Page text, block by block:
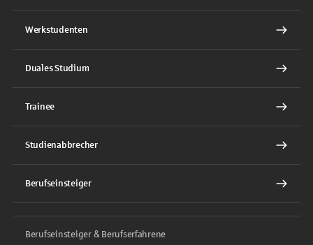
Werkstudenten
Duales Studium
Trainee
Studienabbrecher
Berufseinsteiger
Berufseinsteiger & Berufserfahrene